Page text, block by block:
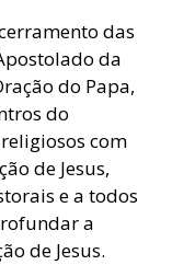
das
da
do Papa,
do
com
de Jesus,
e a todos
a
de Jesus.